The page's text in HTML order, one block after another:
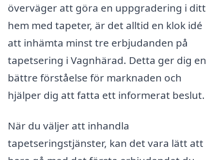
överväger att göra en uppgradering i ditt
hem med tapeter, är det alltid en klok idé
att inhämta minst tre erbjudanden på
tapetsering i Vagnhärad. Detta ger dig en
bättre förståelse för marknaden och
hjälper dig att fatta ett informerat beslut.
När du väljer att inhandla
tapetseringstjänster, kan det vara lätt att